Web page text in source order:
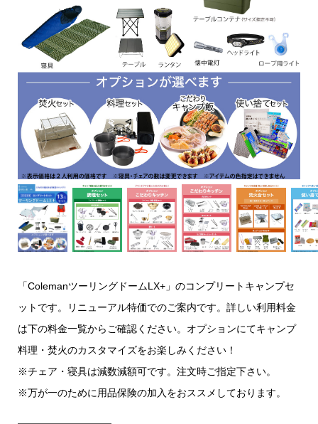
「ColemanツーリングドームLX+」のコンプリートキャンプセ
ットです。リニューアル特価でのご案内です。詳しい利用料金
は下の料金一覧からご確認ください。オプションにてキャンプ
料理・焚火のカスタマイズをお楽しみください！
※チェア・寝具は減数減額可です。注文時ご指定下さい。
※万が一のために用品保険の加入をおススメしております。